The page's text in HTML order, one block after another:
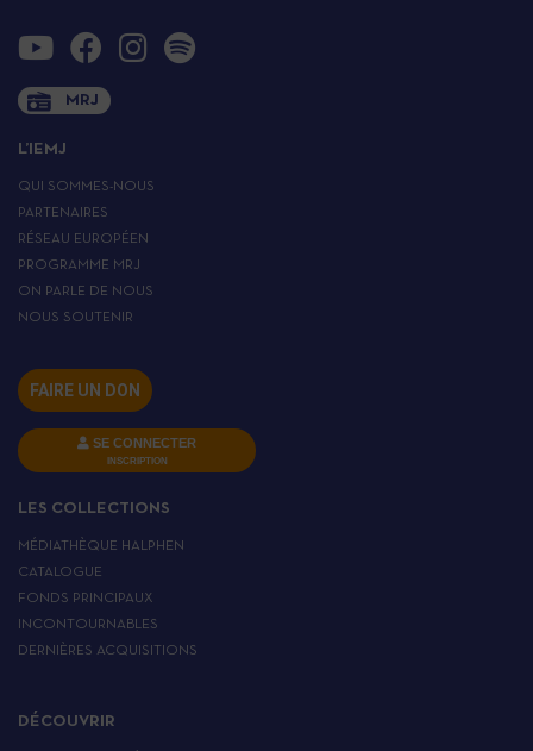
MRJ
L’IEMJ
QUI SOMMES-NOUS
PARTENAIRES
RÉSEAU EUROPÉEN
PROGRAMME MRJ
ON PARLE DE NOUS
NOUS SOUTENIR
FAIRE UN DON
SE CONNECTER
INSCRIPTION
LES COLLECTIONS
MÉDIATHÈQUE HALPHEN
CATALOGUE
FONDS PRINCIPAUX
INCONTOURNABLES
DERNIÈRES ACQUISITIONS
DÉCOUVRIR